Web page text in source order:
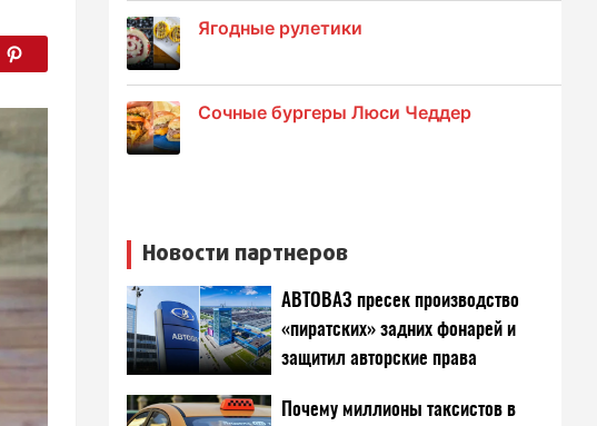
Ягодные рулетики
Сочные бургеры Люси Чеддер
Новости партнеров
АВТОВАЗ пресек производство
«пиратских» задних фонарей и
защитил авторские права
Почему миллионы таксистов в